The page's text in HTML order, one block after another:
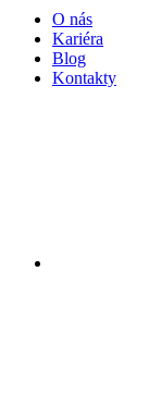
O nás
Kariéra
Blog
Kontakty